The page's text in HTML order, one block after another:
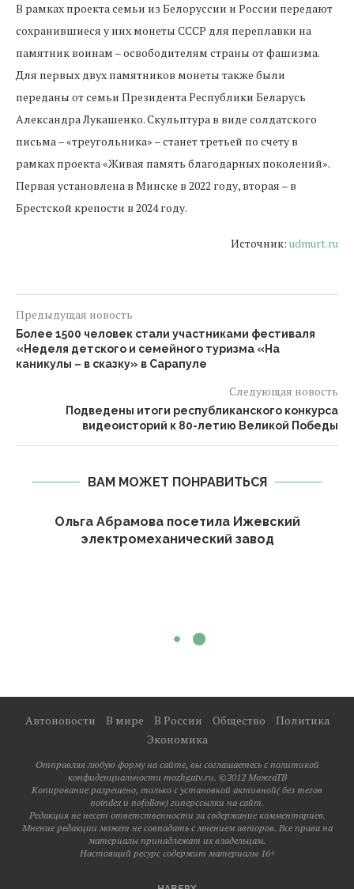
В рамках проекта семьи из Белоруссии и России передают
сохранившиеся у них монеты СССР для переплавки на
памятник воинам – освободителям страны от фашизма.
Для первых двух памятников монеты также были
переданы от семьи Президента Республики Беларусь
Александра Лукашенко. Скульптура в виде солдатского
письма – «треугольника» – станет третьей по счету в
рамках проекта «Живая память благодарных поколений».
Первая установлена в Минске в 2022 году, вторая – в
Брестской крепости в 2024 году.
Источник: udmurt.ru
Предыдущая новость
Более 1500 человек стали участниками фестиваля
«Неделя детского и семейного туризма «На
каникулы – в сказку» в Сарапуле
Следующая новость
Подведены итоги республиканского конкурса
видеоисторий к 80-летию Великой Победы
ВАМ МОЖЕТ ПОНРАВИТЬСЯ
Ольга Абрамова посетила Ижевский
электромеханический завод
Автоновости В мире В России Общество
Политика
Экономика
Отправляя любую форму на сайте, вы соглашаетесь с политикой
конфиденциальности mozhgatv.ru. ©2012 МожгаТВ
Копирование разрешено, только с установкой активной( без тегов
noindex и nofollow) гиперссылки на сайт.
Редакция не несет ответственности за содержание комментариев.
Мнение редакции может не совпадать с мнением авторов. Все права на
материалы принадлежат их владельцам.
Настоящий ресурс содержит материалы 16+